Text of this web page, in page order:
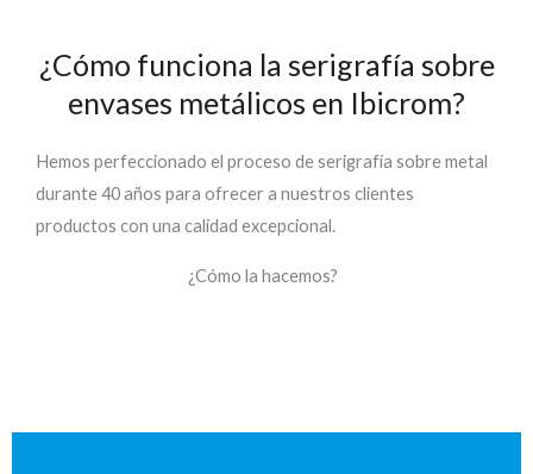
¿Cómo funciona la serigrafía sobre
envases metálicos en Ibicrom?
Hemos perfeccionado el proceso deserigrafía sobremetal
durante 40 años para ofrecer a nuestros clientes
productos con una calidad excepcional.
¿Cómo la hacemos?